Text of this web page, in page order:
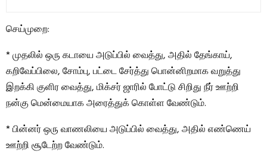
செய்முறை:
* முதலில் ஒரு கடாயை அடுப்பில் வைத்து, அதில் தேங்காய்,
கறிவேப்பிலை, சோம்பு, பட்டை சேர்த்து பொன்னிறமாக வறுத்து
இறக்கி குளிர வைத்து, மிக்சர் ஜாரில் போட்டு சிறிது நீர் ஊற்றி
நன்கு மென்மையாக அரைத்துக் கொள்ள வேண்டும்.
* பின்னர் ஒரு வாணலியை அடுப்பில் வைத்து, அதில் எண்ணெய்
ஊற்றி சூடேற்ற வேண்டும்.